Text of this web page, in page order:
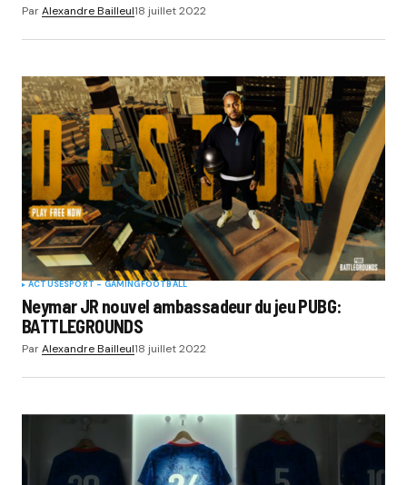
ParAlexandre Bailleul18 juillet 2022
ACTUSESPORT - GAMINGFOOTBALL
Neymar JR nouvel ambassadeur du jeu PUBG:
BATTLEGROUNDS
ParAlexandre Bailleul18 juillet 2022